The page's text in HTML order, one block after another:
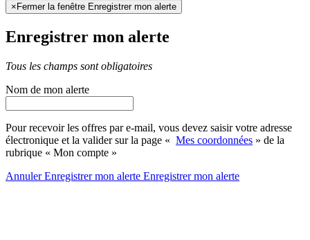
× Fermer la fenêtre Enregistrer mon alerte
Enregistrer mon alerte
Tous les champs sont obligatoires
Nom de mon alerte
Pour recevoir les offres par e-mail, vous devez saisir votre adresse
électronique et la valider sur la page « Mes coordonnées » de la
rubrique « Mon compte »
AnnulerEnregistrer mon alerte Enregistrermon alerte